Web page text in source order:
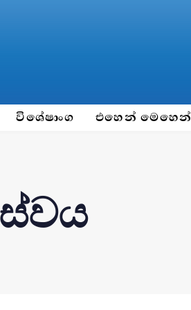
විශේෂාංග එහෙන් මෙහෙන්